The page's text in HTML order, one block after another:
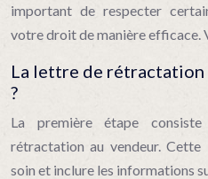
important de respecter
votre droit de manière efficace.
La lettre de rétractation
?
La première étape
rétractation au vendeur.
soin et inclure les informations